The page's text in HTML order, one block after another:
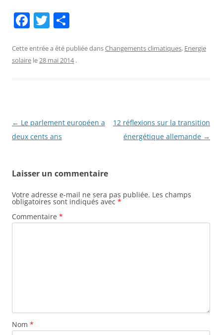
F
c
e
o
k
T
itt
er
ta
g
Cette entrée a été publiée dansChangements climatiques, Energie
solaire le28 mai 2014 .
Navigation
des
← Le parlement européen a
deux cents ans
12 réflexions sur la transition
énergétique allemande →
Laisser un commentaire
Votre adresse e-mail ne sera pas publiée. Les champs
obligatoires sont indiqués avec *
Commentaire *
Nom *